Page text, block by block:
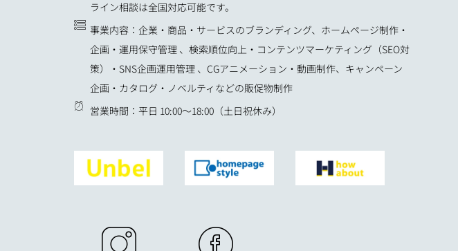
ライン相談は全国対応可能です。
事業内容：企業・商品・サービスのブランディング、ホームページ制作・
企画・運用保守管理 、検索順位向上・コンテンツマーケティング（SEO対
策）・SNS企画運用管理 、CGアニメーション・動画制作、キャンペーン
企画・カタログ・ノベルティなどの販促物制作
営業時間：平日 10:00〜18:00（土日祝休み）